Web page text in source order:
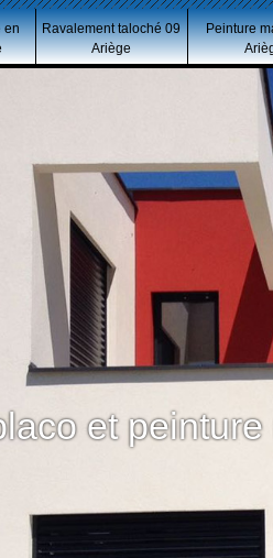
en
Ravalement taloché 09
Ariège
Peinture
et